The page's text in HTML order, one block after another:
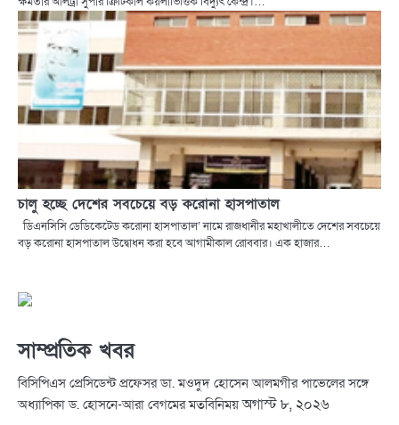
চালু হচ্ছে দেশের সবচেয়ে বড় করোনা হাসপাতাল
ডিএনসিসি ডেডিকেটেড করোনা হাসপাতাল’ নামে রাজধানীর মহাখালীতে দেশের সবচেয়ে
বড় করোনা হাসপাতাল উদ্বোধন করা হবে আগামীকাল রোববার। এক হাজার…
সাম্প্রতিক খবর
বিসিপিএস প্রেসিডেন্ট প্রফেসর ডা. মওদুদ হোসেন আলমগীর পাভেলের সঙ্গে
অধ্যাপিকা ড. হোসনে-আরা বেগমের মতবিনিময় অগাস্ট ৮, ২০২৬